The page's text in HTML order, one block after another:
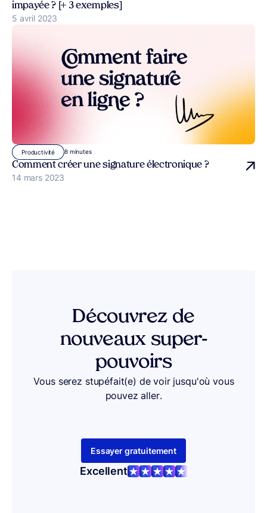
impayée ? [+ 3 exemples]
Publié le
5 avril 2023
Productivité 8 minutes
Comment créer une signature électronique ?
Publié le
14 mars 2023
Découvrez de
nouveaux super-
pouvoirs
Vous serez stupéfait(e) de voir jusqu'où vous
pouvez aller.
Essayer gratuitement
Excellent